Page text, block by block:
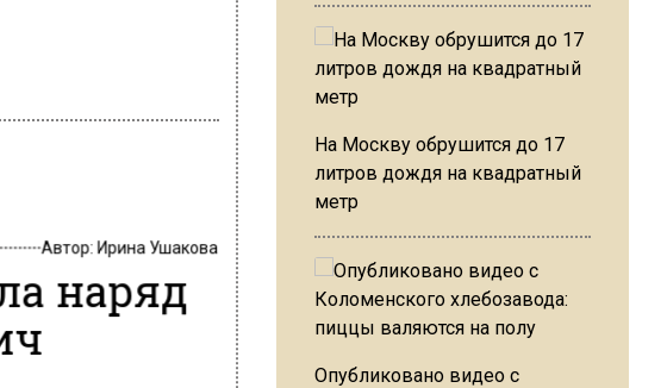
Автор:Ирина Ушакова
наряд
На Москву обрушится до 17
литров дождя на квадратный
метр
Опубликовано видео с